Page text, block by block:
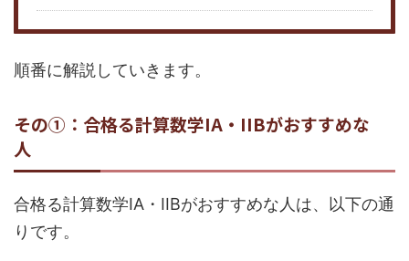
順番に解説していきます。
その①：合格る計算数学IA・IIBがおすすめな
人
合格る計算数学IA・IIBがおすすめな人は、以下の通
りです。